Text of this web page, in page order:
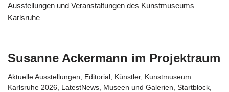
Ausstellungen und Veranstaltungen des Kunstmuseums
Karlsruhe
Susanne Ackermann im Projektraum
Aktuelle Ausstellungen, Editorial , Künstler, Kunstmuseum
Karlsruhe 2026, LatestNews, Museen und Galerien, Startblock,